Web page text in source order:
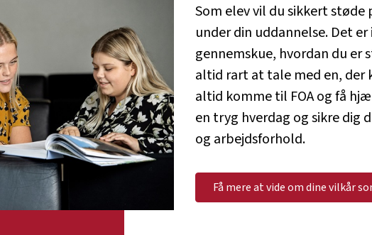
Som elev vil du sikkert støde
under din uddannelse. Det
gennemskue, hvordan du er
altid rart at tale med en, der
altid komme til FOA og få
en tryg hverdag og sikre dig
og arbejdsforhold.
Få mere at vide om dine vilkår